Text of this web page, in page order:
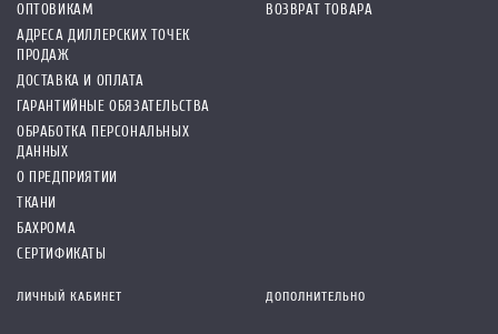
ОПТОВИКАМ
АДРЕСА ДИЛЛЕРСКИХ ТОЧЕК
ПРОДАЖ
ДОСТАВКА И ОПЛАТА
ГАРАНТИЙНЫЕ ОБЯЗАТЕЛЬСТВА
ОБРАБОТКА ПЕРСОНАЛЬНЫХ
ДАННЫХ
О ПРЕДПРИЯТИИ
ТКАНИ
БАХРОМА
СЕРТИФИКАТЫ
ВОЗВРАТ ТОВАРА
ЛИЧНЫЙ КАБИНЕТ ДОПОЛНИТЕЛЬНО